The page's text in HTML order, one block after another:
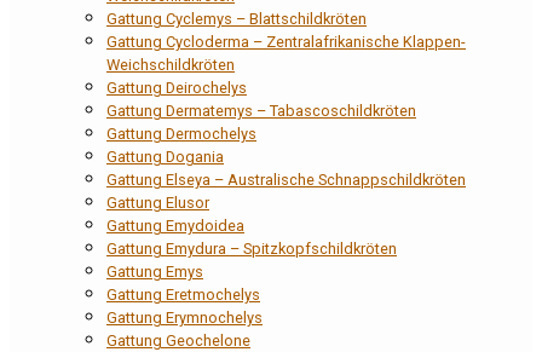
Gattung Cyclemys – Blattschildkröten
Gattung Cycloderma – Zentralafrikanische Klappen-
Weichschildkröten
Gattung Deirochelys
Gattung Dermatemys – Tabascoschildkröten
Gattung Dermochelys
Gattung Dogania
Gattung Elseya – Australische Schnappschildkröten
Gattung Elusor
Gattung Emydoidea
Gattung Emydura – Spitzkopfschildkröten
Gattung Emys
Gattung Eretmochelys
Gattung Erymnochelys
Gattung Geochelone